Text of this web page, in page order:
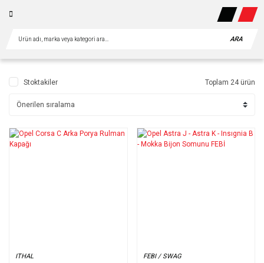
ARA
Stoktakiler Toplam 24 ürün
ITHAL FEBI / SWAG